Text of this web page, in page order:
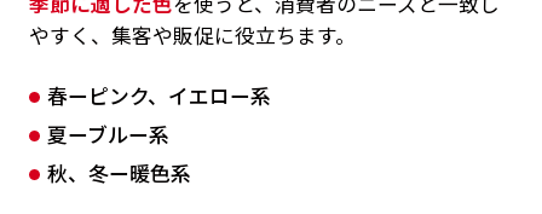
やすく、集客や販促に役立ちます。
春ーピンク、イエロー系
夏ーブルー系
秋、冬ー暖色系